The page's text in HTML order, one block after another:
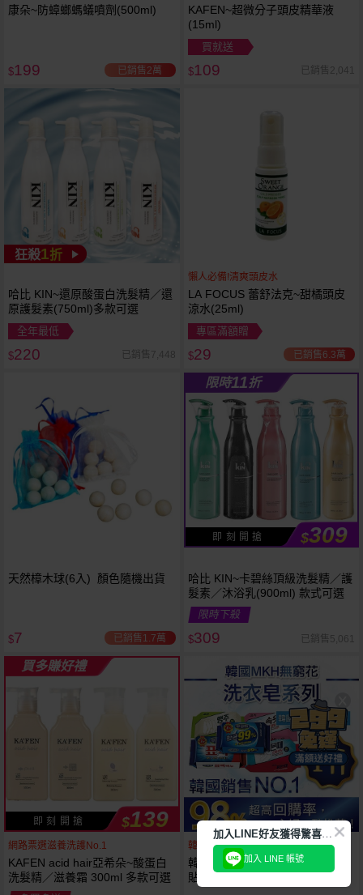
康朵~防蟑螂螞蟻噴劑(500ml)
$199 已銷售2萬
KAFEN~超微分子頭皮精華液
(15ml)
買就送
$109 已銷售2,041
狂殺1折
哈比 KIN~還原酸蛋白洗髮精／還
原護髮素(750ml)多款可選
全年最低
$220 已銷售7,448
懶人必備!清爽頭皮水
LA FOCUS 蕾舒法克~甜橘頭皮
涼水(25ml)
專區滿額贈
$29 已銷售6.3萬
天然樟木球(6入) 顏色隨機出貨
$7 已銷售1.7萬
限時11折
即 刻 開 搶 $309
哈比 KIN~卡碧絲頂級洗髮精／護
髮素／沐浴乳(900ml) 款式可選
限時下殺
$309 已銷售5,061
買多賺好禮
即 刻 開 搶 $139
網路票選滋養洗護No.1
KAFEN acid hair亞希朵~酸蛋白
洗髮精／滋養霜 300ml 多款可選
韓國銷售第一天然品牌
韓國 無瓊花~抗菌洗衣皂／女性
貼身衣物去污皂／衣襪去污皂／
加
入LINE好友獲得驚喜折扣!
加入 LINE 帳號